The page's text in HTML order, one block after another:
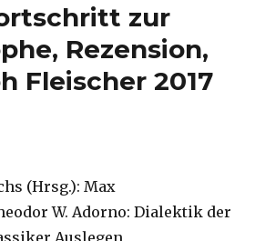
heute,
Rezension
von
Christoph
Fleischer,
zur
Rezension,
Fleischer 2017
(Hrsg.): Max
W. Adorno: Dialektik der
Auslegen,